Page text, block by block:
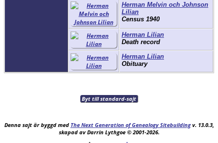
Herman Melvin och Johnson
Lilian
Census 1940
Herman Lilian
Death record
Herman Lilian
Obituary
Byt till standard-sajt
Denna sajt är byggd med The Next Generation of Genealogy Sitebuildingv. 13.0.3,
skapad av Darrin Lythgoe © 2001-2026.